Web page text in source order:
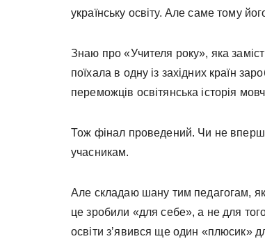
українську освіту. Але саме тому
Знаю про «Учителя року», яка
поїхала в одну із західних країн
переможців освітянська історія
Тож фінал проведений. Чи не
учасникам.
Але складаю шану тим педагогам,
це зробили «для себе», а не для
освіти зʼявився ще один «плюсик»